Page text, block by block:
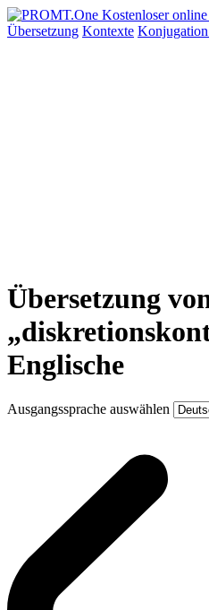
Übersetzung Kontexte Konjugation
Übersetzung
Englische
Ausgangssprache auswählen